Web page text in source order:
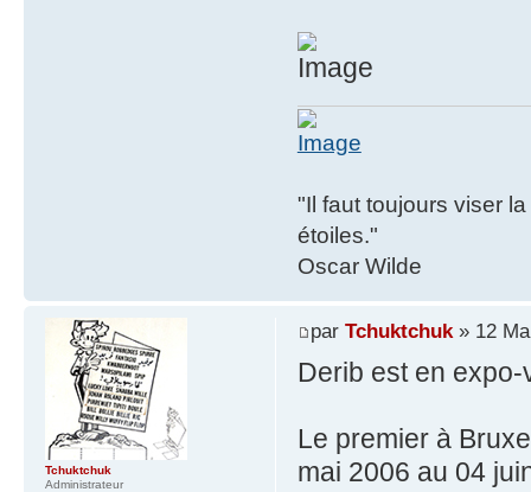
"Il faut toujours viser
étoiles."
Oscar Wilde
par Tchuktchuk» 12
Derib est en
Le premier à
mai 2006 au 04
Tchuktchuk
Administrateur